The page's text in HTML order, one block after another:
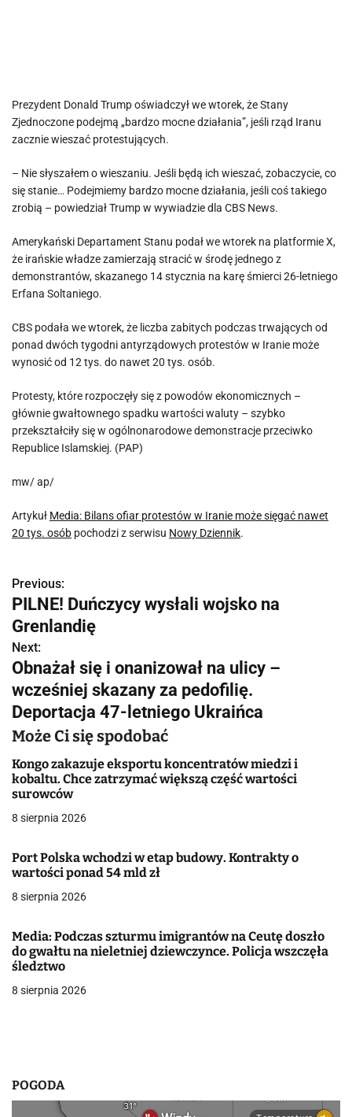
Prezydent Donald Trump oświadczył we wtorek, że Stany
Zjednoczone podejmą „bardzo mocne działania”, jeśli rząd Iranu
zacznie wieszać protestujących.
– Nie słyszałem o wieszaniu. Jeśli będą ich wieszać, zobaczycie, co
się stanie… Podejmiemy bardzo mocne działania, jeśli coś takiego
zrobią – powiedział Trump w wywiadzie dla CBS News.
Amerykański Departament Stanu podał we wtorek na platformie X,
że irańskie władze zamierzają stracić w środę jednego z
demonstrantów, skazanego 14 stycznia na karę śmierci 26-letniego
Erfana Soltaniego.
CBS podała we wtorek, że liczba zabitych podczas trwających od
ponad dwóch tygodni antyrządowych protestów w Iranie może
wynosić od 12 tys. do nawet 20 tys. osób.
Protesty, które rozpoczęły się z powodów ekonomicznych –
głównie gwałtownego spadku wartości waluty – szybko
przekształciły się w ogólnonarodowe demonstracje przeciwko
Republice Islamskiej. (PAP)
mw/ ap/
Artykuł Media: Bilans ofiar protestów w Iranie może sięgać nawet
20 tys. osób pochodzi z serwisu Nowy Dziennik.
N
a
w
i
g
a
c
j
a
w
p
s
u
Previous:
PILNE! Duńczycy wysłali wojsko na
Grenlandię
Next:
Obnażał się i onanizował na ulicy –
wcześniej skazany za pedofilię.
Deportacja 47-letniego Ukraińca
Może Ci się spodobać
Kongo zakazuje eksportu koncentratów miedzi i
kobaltu. Chce zatrzymać większą część wartości
surowców
8 sierpnia 2026
Port Polska wchodzi w etap budowy. Kontrakty o
wartości ponad 54 mld zł
8 sierpnia 2026
Media: Podczas szturmu imigrantów na Ceutę doszło
do gwałtu na nieletniej dziewczynce. Policja wszczęła
śledztwo
8 sierpnia 2026
POGODA